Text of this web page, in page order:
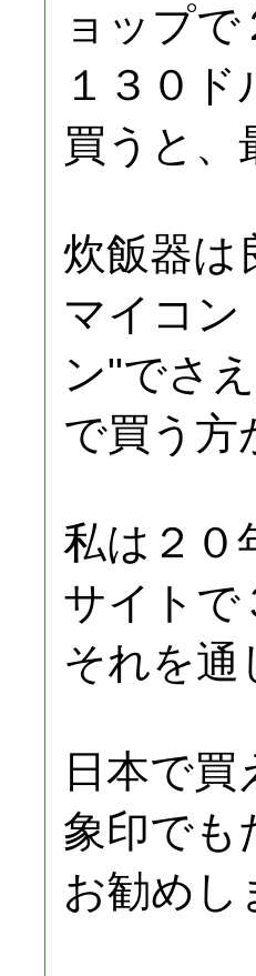
ョップ
１３０
買うと、
炊飯器
マイコ
ン"でさ
で買う方
私は２０
サイトで
それを通
日本で
象印でも
お勧めし